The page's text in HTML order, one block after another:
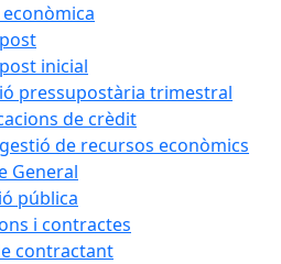
inicial
pressupostària trimestral
de crèdit
de recursos econòmics
General
pública
i contractes
contractant